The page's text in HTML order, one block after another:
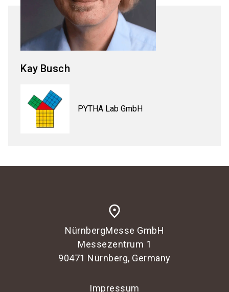
Kay Busch
PYTHA Lab GmbH
place
NürnbergMesse GmbH
Messezentrum 1
90471 Nürnberg, Germany
Impressum